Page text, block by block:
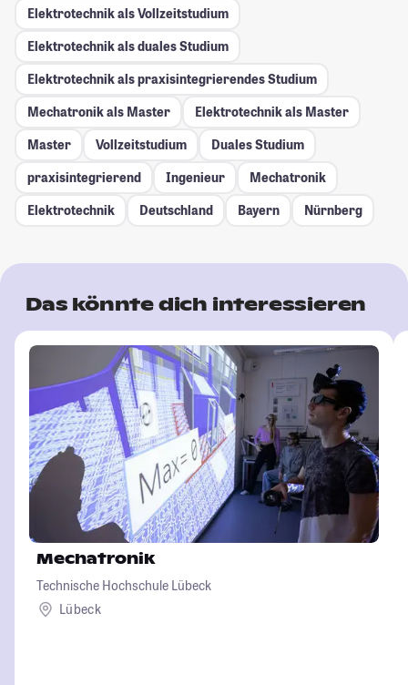
Elektrotechnik als Vollzeitstudium
Elektrotechnik als duales Studium
Elektrotechnik als praxisintegrierendes Studium
Mechatronik als Master
Elektrotechnik als Master
Master
Vollzeitstudium
Duales Studium
praxisintegrierend
Ingenieur
Mechatronik
Elektrotechnik
Deutschland Bayern Nürnberg
Das könnte dich interessieren
Mechatronik
Technische Hochschule Lübeck
Lübeck